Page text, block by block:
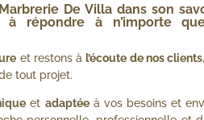
Marbrerie De Villa dansson
répondre à n’importe
et restons à l’écoute de nos clients
tout projet.
et adaptéeà vos besoins et